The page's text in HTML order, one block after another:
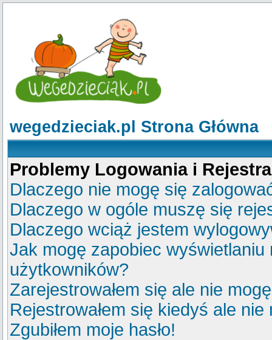
wegedzieciak.pl Strona Główna
Problemy Logowania i
Dlaczego nie mogę się
Dlaczego w ogóle muszę się
Dlaczego wciąż jestem
Jak mogę zapobiec
użytkowników?
Zarejestrowałem się ale nie
Rejestrowałem się kiedyś ale
Zgubiłem moje hasło!